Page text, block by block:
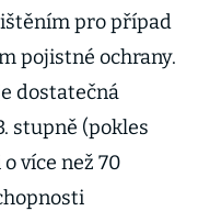
pro případ
pojistné ochrany.
dostatečná
stupně (pokles
více než 70